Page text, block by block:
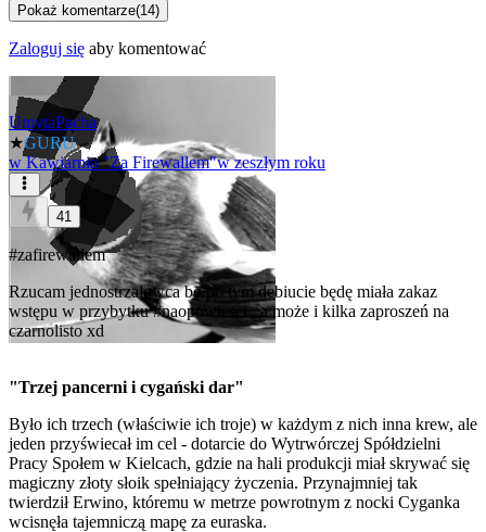
Pokaż komentarze(14)
Zaloguj się aby komentować
UmytaPacha
★GURU
w Kawiarnia "Za Firewallem"w zeszłym roku
41
#zafirewallem
Rzucam jednostrzałowca bo po tym debiucie będę miała zakaz
wstępu w przybytku#naopowiesci, a może i kilka zaproszeń na
czarnolisto xd
"Trzej pancerni i cygański dar"
Było ich trzech (właściwie ich troje) w każdym z nich inna krew, ale
jeden przyświecał im cel - dotarcie do Wytrwórczej Spółdzielni
Pracy Społem w Kielcach, gdzie na hali produkcji miał skrywać się
magiczny złoty słoik spełniający życzenia. Przynajmniej tak
twierdził Erwino, któremu w metrze powrotnym z nocki Cyganka
wcisnęła tajemniczą mapę za euraska.